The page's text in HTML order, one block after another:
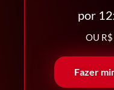
por
OU
Fazer